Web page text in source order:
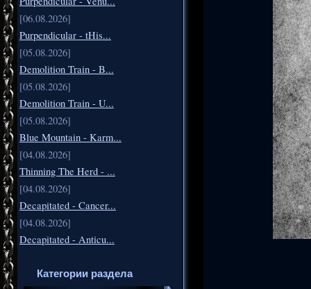
[06.08.2026]
Purpendicular - tHis...
[05.08.2026]
Demolition Train - B...
[05.08.2026]
Demolition Train - U...
[05.08.2026]
Blue Mountain - Karm...
[04.08.2026]
Thinning The Herd - ...
[04.08.2026]
Decapitated - Cancer...
[04.08.2026]
Decapitated - Anticu...
Категории раздела